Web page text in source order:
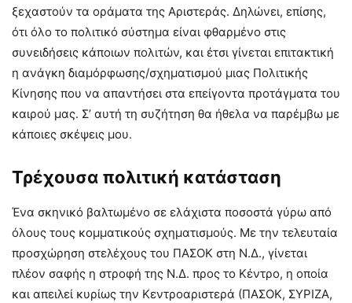
ξεχαστούν τα οράματα της Αριστεράς. Δηλώνει, επίσης,
ότι όλο το πολιτικό σύστημα είναι φθαρμένο στις
συνειδήσεις κάποιων πολιτών, και έτσι γίνεται επιτακτική
η ανάγκη διαμόρφωσης/σχηματισμού μιας Πολιτικής
Κίνησης που να απαντήσει στα επείγοντα προτάγματα του
καιρού μας. Σ’ αυτή τη συζήτηση θα ήθελα να παρέμβω με
κάποιες σκέψεις μου.
Τρέχουσα πολιτική κατάσταση
Ένα σκηνικό βαλτωμένο σε ελάχιστα ποσοστά γύρω από
όλους τους κομματικούς σχηματισμούς. Με την τελευταία
προσχώρηση στελέχους του ΠΑΣΟΚ στη Ν.Δ., γίνεται
πλέον σαφής η στροφή της Ν.Δ. προς το Κέντρο, η οποία
και απειλεί κυρίως την Κεντροαριστερά (ΠΑΣΟΚ, ΣΥΡΙΖΑ,